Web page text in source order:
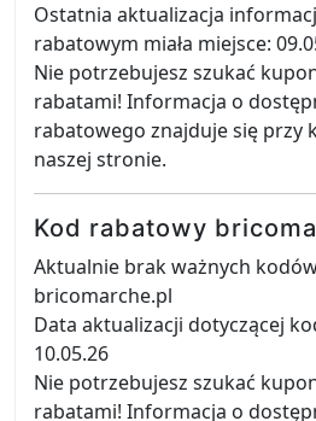
Ostatnia aktualizacja
rabatowym miała miejsce:
Nie potrzebujesz szukać
rabatami! Informacja o
rabatowego znajduje się przy
naszej stronie.
Kod rabatowy
Aktualnie brak ważnych
bricomarche.pl
Data aktualizacji dotyczącej
10.05.26
Nie potrzebujesz szukać
rabatami! Informacja o